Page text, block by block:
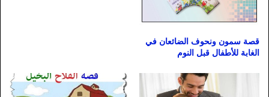
قصة سمون ونحوف الضائعان في
الغابة للأطفال قبل النوم